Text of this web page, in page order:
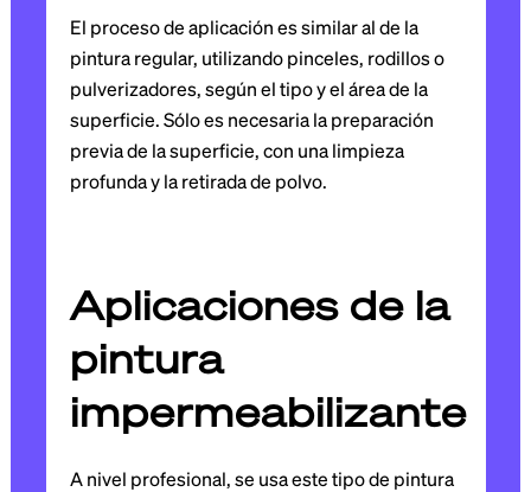
El proceso de aplicación es similar al de la
pintura regular, utilizando pinceles, rodillos o
pulverizadores, según el tipo y el área de la
superficie. Sólo es necesaria la preparación
previa de la superficie, con una limpieza
profunda y la retirada de polvo.
Aplicaciones de la
pintura
impermeabilizante
A nivel profesional, se usa este tipo de pintura